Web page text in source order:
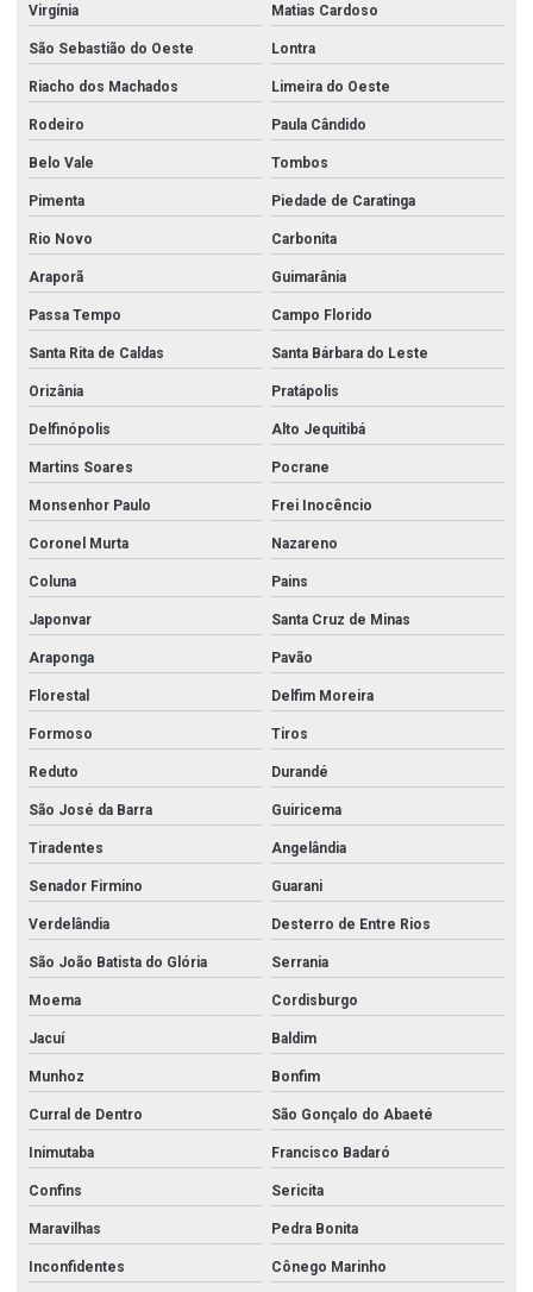
Virgínia Matias Cardoso
São Sebastião do Oeste Lontra
Riacho dos Machados Limeira do Oeste
Rodeiro Paula Cândido
Belo Vale Tombos
Pimenta Piedade de Caratinga
Rio Novo Carbonita
Araporã Guimarânia
Passa Tempo Campo Florido
Santa Rita de Caldas Santa Bárbara do Leste
Orizânia Pratápolis
Delfinópolis Alto Jequitibá
Martins Soares Pocrane
Monsenhor Paulo Frei Inocêncio
Coronel Murta Nazareno
Coluna Pains
Japonvar Santa Cruz de Minas
Araponga Pavão
Florestal Delfim Moreira
Formoso Tiros
Reduto Durandé
São José da Barra Guiricema
Tiradentes Angelândia
Senador Firmino Guarani
Verdelândia Desterro de Entre Rios
São João Batista do Glória Serrania
Moema Cordisburgo
Jacuí Baldim
Munhoz Bonfim
Curral de Dentro São Gonçalo do Abaeté
Inimutaba Francisco Badaró
Confins Sericita
Maravilhas Pedra Bonita
Inconfidentes Cônego Marinho